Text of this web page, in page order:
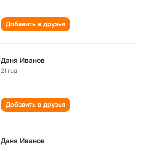
Добавить в друзья
Даня Иванов
21 год
Добавить в друзья
Даня Иванов